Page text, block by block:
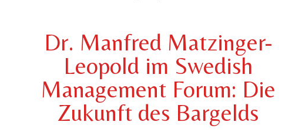
Dr. Manfred Matzinger-
Leopold im Swedish
Management Forum: Die
Zukunft des Bargelds